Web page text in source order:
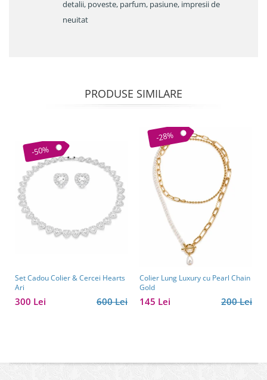
detalii, poveste, parfum, pasiune, impresii de
neuitat
PRODUSE SIMILARE
-50%
Set Cadou Colier & Cercei Hearts
Ari
600 Lei
300 Lei
-28%
Colier Lung Luxury cu Pearl Chain
Gold
200 Lei
145 Lei